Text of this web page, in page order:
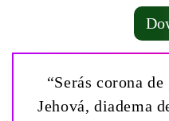
“Serás corona
Jehová, diadema